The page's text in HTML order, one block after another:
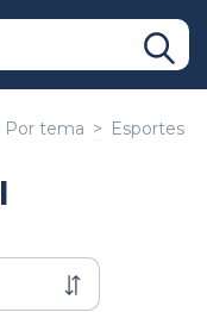
Por tema > Esportes